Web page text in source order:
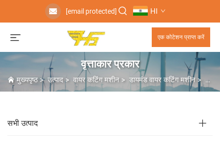
[email protected] HI
एक कोटेशन प्राप्त करें
वृत्ताकार प्रकार
मुख्यपृष्ठ> उत्पाद> वायर कटिंग मशीन > डायमंड वायर कटिंग मशीन >
सभी उत्पाद